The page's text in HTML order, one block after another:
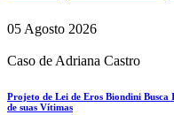
05 Agosto 2026
Caso de Adriana Castro
Projeto de Lei de Eros Biondini
de suas Vítimas